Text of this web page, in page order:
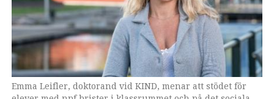
Emma Leifler, doktorand vid KIND, menar att stödet för
Steve Berggren, biträdande föreståndare för KIND, var en
Genrebild. Personen på bilden har ingen koppling till